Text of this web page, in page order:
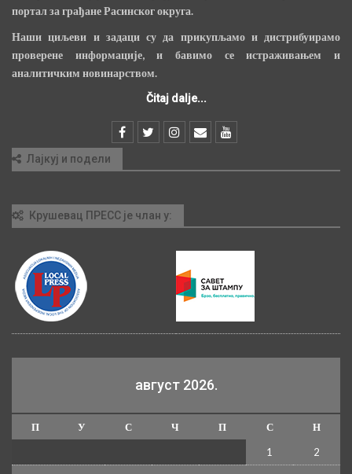
портал за грађане Расинског округа.
Наши циљеви и задаци су да прикупљамо и дистрибуирамо
проверене информације, и бавимо се истраживањем и
аналитичким новинарством.
Čitaj dalje...
Лајкуј и подели
Крушевац ПРЕСС је члан у:
август 2026.
П У С Ч П С
Н
1
2